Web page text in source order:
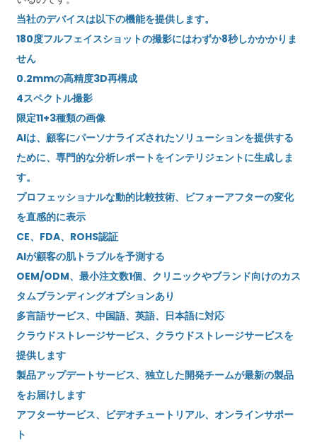
当社のデバイスは以下の機能を提供します。
180度フルフェイスショットの撮影にはわずか8秒しかかかりま
せん
0.2mmの高精度3D再構成
4スペクトル撮影
限定11+3種類の画像
AIは、顧客にパーソナライズされたソリューションを提供する
ために、専門的な分析レポートをインテリジェントに生成しま
す。
プロフェッショナルな動的比較技術、ビフォーアフターの変化
を直感的に表示
CE、FDA、ROHS認証
AIが顧客の肌トラブルを予測する
OEM/ODM、最小注文数1個、クリニックやブランド向けのカス
タムブランディングオプションあり
多言語サービス、中国語、英語、日本語に対応
クラウドストレージサービス、クラウドストレージサービスを
提供します
製品アップデートサービス、独立した開発チームが最新の製品
をお届けします
アフターサービス、ビデオチュートリアル、オンラインサポー
ト